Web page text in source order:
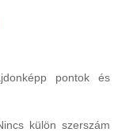
pontok és
külön szerszám